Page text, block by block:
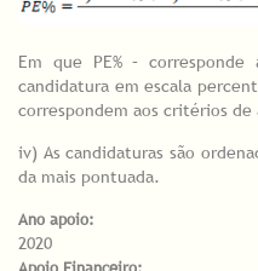
Em que PE% –
candidatura em escala
correspondem aos critérios
iv) As candidaturas são
da mais pontuada.
Ano apoio:
2020